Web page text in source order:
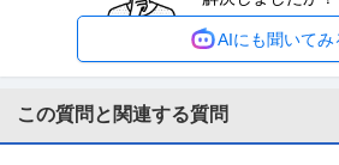
アットホーム
月給35万円〜50万円
的にしっかり稼げる！ 高額…続きを見る
AIにも聞いてみ
この質問と関連する質問